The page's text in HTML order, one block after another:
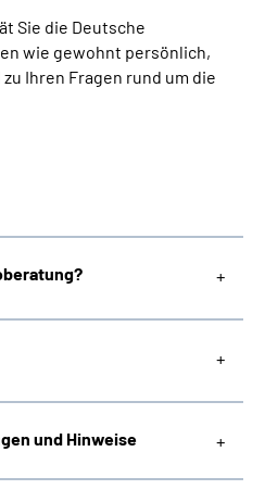
(DGS)
Sie die Deutsche
wie gewohnt persönlich,
Ihren Fragen rund um die
und Hinweise